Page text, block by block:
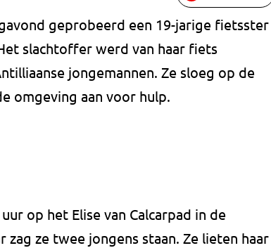
geprobeerd een 19-jarige fietsster
slachtoffer werd van haar fiets
jongemannen. Ze sloeg op de
omgeving aan voor hulp.
op het Elise van Calcarpad in de
zag ze twee jongens staan. Ze lieten haar